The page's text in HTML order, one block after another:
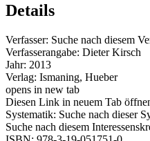
Details
Verfasser: Suche nach diesem
Verfasserangabe: Dieter Kirsch
Jahr: 2013
Verlag: Ismaning, Hueber
opens in new tab
Diesen Link in neuem Tab
Systematik: Suche nach dieser
Suche nach diesem